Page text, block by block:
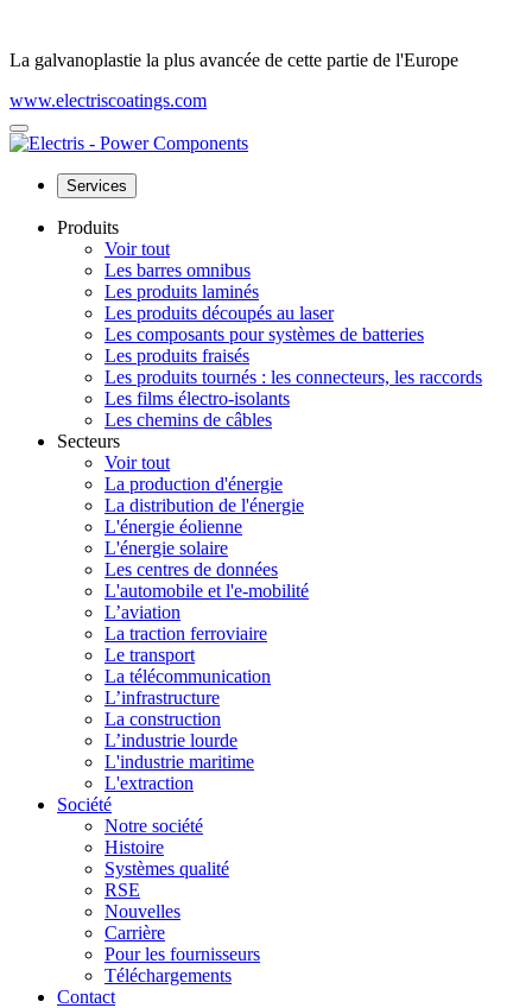
La galvanoplastie la plus avancée de cette partie de l'Europe
www.electriscoatings.com
Services
Produits
Voir tout
Les barres omnibus
Les produits laminés
Les produits découpés au laser
Les composants pour systèmes de batteries
Les produits fraisés
Les produits tournés : les connecteurs, les raccords
Les films électro-isolants
Les chemins de câbles
Secteurs
Voir tout
La production d'énergie
La distribution de l'énergie
L'énergie éolienne
L'énergie solaire
Les centres de données
L'automobile et l'e-mobilité
L’aviation
La traction ferroviaire
Le transport
La télécommunication
L’infrastructure
La construction
L’industrie lourde
L'industrie maritime
L'extraction
Société
Notre société
Histoire
Systèmes qualité
RSE
Nouvelles
Carrière
Pour les fournisseurs
Téléchargements
Contact